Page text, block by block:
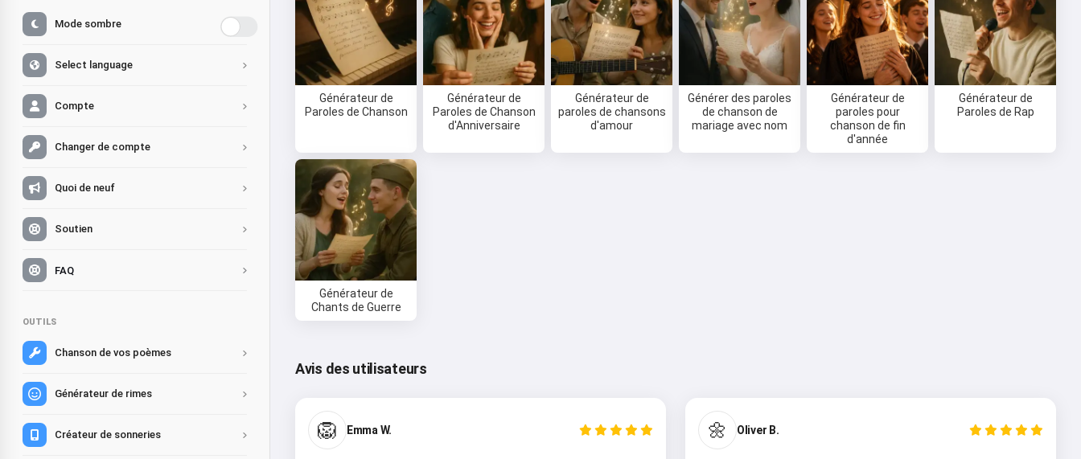
Mode sombre
Select language
Compte
Changer de compte
Quoi de neuf
Soutien
FAQ
OUTILS
Chanson de vos poèmes
Générateur de rimes
Créateur de sonneries
Générateur de
Paroles de Chanson
Générateur de
Paroles de Chanson
d'Anniversaire
Générateur de
paroles de chansons
d'amour
Générer des paroles
de chanson de
mariage avec nom
Générateur de
paroles pour
chanson de fin
d'année
Générateur de
Paroles de Rap
Générateur de
Chants de Guerre
Avis des utilisateurs
🦁 Emma W. 🌼 Oliver B.